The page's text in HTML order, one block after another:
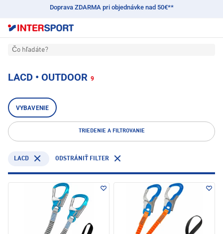
Doprava ZDARMA pri objednávke nad 50€**
Čo hľadáte?
LACD • OUTDOOR 9
VYBAVENIE
TRIEDENIE A FILTROVANIE
LACD ODSTRÁNIŤ FILTER